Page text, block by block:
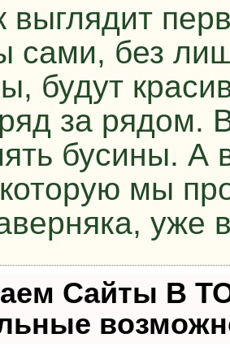
выглядит
сами, без
будут
за
бусины. А
мы
уже
Сайты В